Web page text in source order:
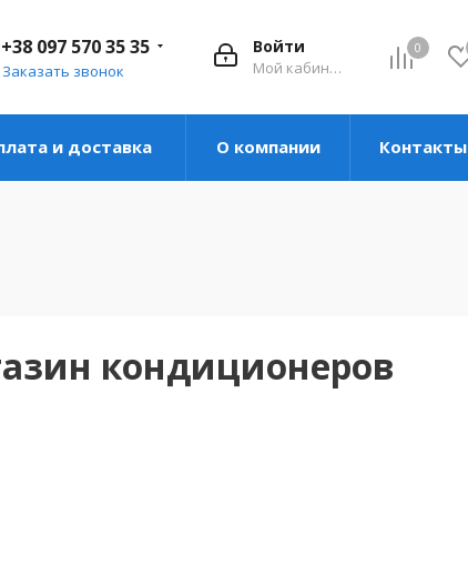
0
Войти
Мой кабинет
+38 097 570 35 35
Заказать звонок
и доставка О компании Контакты
кондиционеров